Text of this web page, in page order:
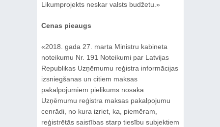
Likumprojekts neskar valsts budžetu.»
Cenas pieaugs
«2018. gada 27. marta Ministru kabineta
noteikumu Nr. 191 Noteikumi par Latvijas
Republikas Uzņēmumu reģistra informācijas
izsniegšanas un citiem maksas
pakalpojumiem pielikums nosaka
Uzņēmumu reģistra maksas pakalpojumu
cenrādi, no kura izriet, ka, piemēram,
reģistrētās saistības starp tiesību subjektiem